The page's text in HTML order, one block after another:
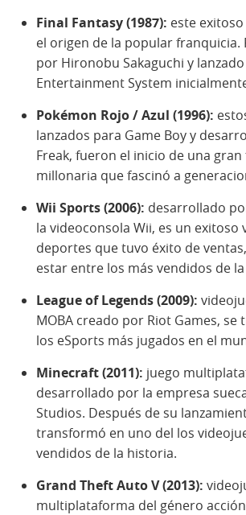
Final Fantasy (1987): este
el origen de la popular franquicia.
por Hironobu Sakaguchi y
Entertainment System
Pokémon Rojo / Azul (1996):
lanzados para Game Boy y
Freak, fueron el inicio de una
millonaria que fascinó a
Wii Sports (2006): desarrollado
la videoconsola Wii, es un exitoso
deportes que tuvo éxito de
estar entre los más vendidos de
League of Legends (2009):
MOBA creado por Riot Games, se
los eSports más jugados en el
Minecraft (2011): juego
desarrollado por la empresa
Studios. Después de su
transformó en uno del los
vendidos de la historia.
Grand Theft Auto V (2013):
multiplataforma del género